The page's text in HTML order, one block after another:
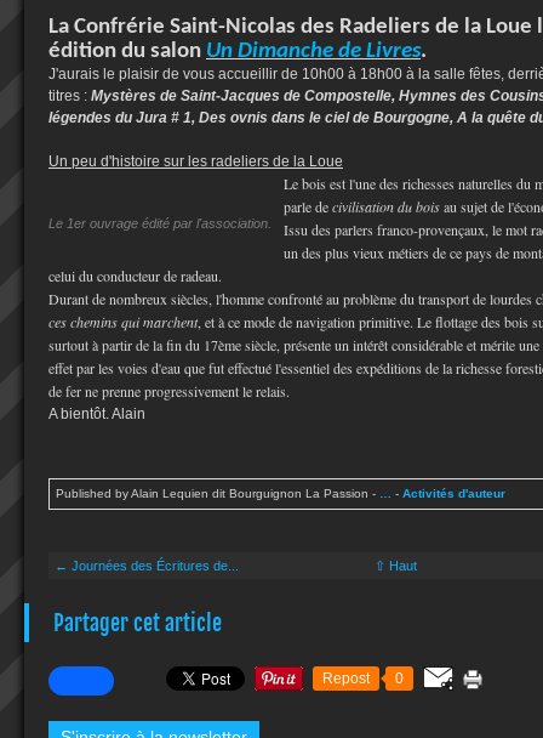
La Confrérie Saint-Nicolas des Radeliers de la Loue
édition du salon Un Dimanche de Livres.
J'aurais le plaisir de vous accueillir de 10h00 à 18h00 à la salle fêtes,
titres : Mystères de Saint-Jacques de Compostelle, Hymnes des
légendes du Jura # 1, Des ovnis dans le ciel de Bourgogne, A la quête
Un peu d'histoire sur les radeliers de la Loue
Le 1er ouvrage édité par l'association.
Le bois est l'une des richesses naturelles du
parle decivilisation du boisau sujet de
Issu des parlers franco-provençaux, le mot
un des plus vieux métiers de ce pays de
celui du conducteur de radeau.
Durant de nombreux siècles, l'homme confronté au problème du transport de lourdes
ces chemins qui marchent, et à ce mode de navigation primitive. Le flottage des bois
surtout à partir de la fin du 17ème siècle, présente un intérêt considérable et mérite
effet par les voies d'eau que fut effectué l'essentiel des expéditions de la richesse
de fer ne prenne progressivement le relais.
A bientôt. Alain
Published by Alain Lequien dit Bourguignon La Passion - - Activités d'auteur
← Journées des Écritures de... ⇧ Haut
Partager cet article
Repost 0